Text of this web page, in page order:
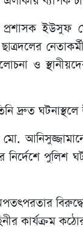
প্রশাসক
ও
দ্রুত ঘটনাস্থলে
নির্দেশে পুলিশ
কার্যক্রম